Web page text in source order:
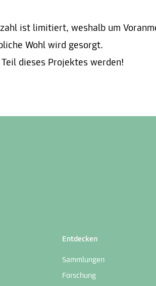
ist limitiert, weshalb um
Wohl wird gesorgt.
dieses Projektes werden!
Entdecken
Sammlungen
Forschung